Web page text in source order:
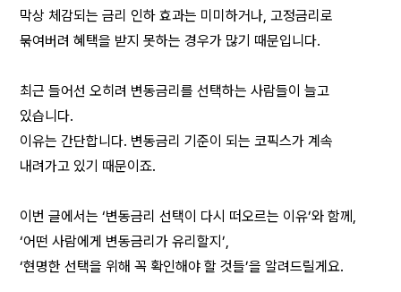
막상 체감되는 금리 인하 효과는 미미하거나, 고정금리로
묶여버려 혜택을 받지 못하는 경우가 많기 때문입니다.
최근 들어선 오히려 변동금리를 선택하는 사람들이 늘고
있습니다.
이유는 간단합니다. 변동금리 기준이 되는 코픽스가 계속
내려가고 있기 때문이죠.
이번 글에서는 ‘변동금리 선택이 다시 떠오르는 이유’와 함께,
‘어떤 사람에게 변동금리가 유리할지’,
‘현명한 선택을 위해 꼭 확인해야 할 것들’을 알려드릴게요.